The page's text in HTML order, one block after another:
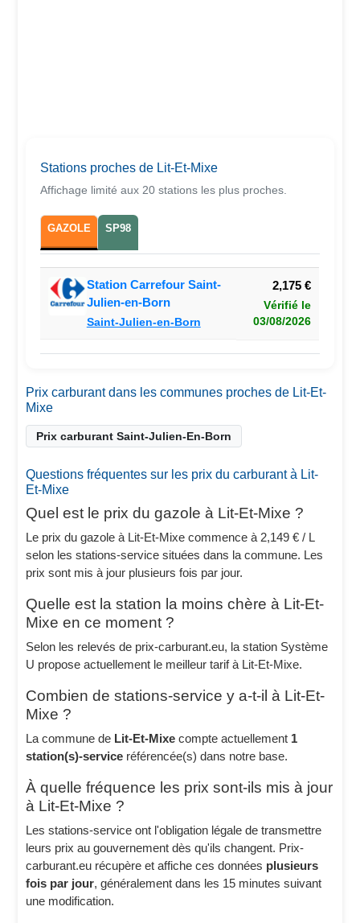
Stations proches de Lit-Et-Mixe
Affichage limité aux 20 stations les plus proches.
GAZOLE SP98
Station Carrefour Saint-
Julien-en-Born
Saint-Julien-en-Born
2,175 €
Vérifié le
03/08/2026
Prix carburant dans les communes proches de Lit-Et-
Mixe
Prix carburant Saint-Julien-En-Born
Questions fréquentes sur les prix du carburant à Lit-
Et-Mixe
Quel est le prix du gazole à Lit-Et-Mixe ?
Le prix du gazole à Lit-Et-Mixe commence à 2,149 € / L
selon les stations-service situées dans la commune. Les
prix sont mis à jour plusieurs fois par jour.
Quelle est la station la moins chère à Lit-Et-
Mixe en ce moment ?
Selon les relevés de prix-carburant.eu, la station Système
U propose actuellement le meilleur tarif à Lit-Et-Mixe.
Combien de stations-service y a-t-il à Lit-Et-
Mixe ?
La commune de Lit-Et-Mixe compte actuellement 1
station(s)-service référencée(s) dans notre base.
À quelle fréquence les prix sont-ils mis à jour
à Lit-Et-Mixe ?
Les stations-service ont l'obligation légale de transmettre
leurs prix au gouvernement dès qu'ils changent. Prix-
carburant.eu récupère et affiche ces données plusieurs
fois par jour, généralement dans les 15 minutes suivant
une modification.